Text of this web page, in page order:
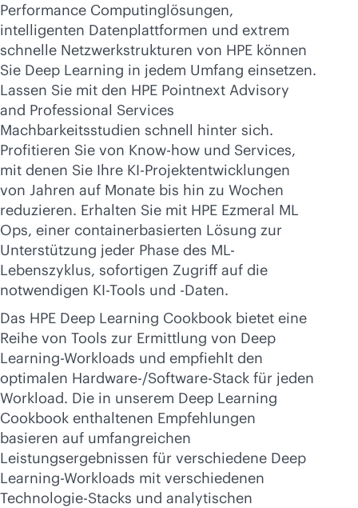
Performance Computinglösungen,
intelligenten Datenplattformen und extrem
schnelle Netzwerkstrukturen von HPE können
Sie Deep Learning in jedem Umfang einsetzen.
Lassen Sie mit den HPE Pointnext Advisory
and Professional Services
Machbarkeitsstudien schnell hinter sich.
Profitieren Sie von Know-how und Services,
mit denen Sie Ihre KI-Projektentwicklungen
von Jahren auf Monate bis hin zu Wochen
reduzieren. Erhalten Sie mit HPE Ezmeral ML
Ops, einer containerbasierten Lösung zur
Unterstützung jeder Phase des ML-
Lebenszyklus, sofortigen Zugriff auf die
notwendigen KI-Tools und -Daten.
Das HPE Deep Learning Cookbook bietet eine
Reihe von Tools zur Ermittlung von Deep
Learning-Workloads und empfiehlt den
optimalen Hardware-/Software-Stack für jeden
Workload. Die in unserem Deep Learning
Cookbook enthaltenen Empfehlungen
basieren auf umfangreichen
Leistungsergebnissen für verschiedene Deep
Learning-Workloads mit verschiedenen
Technologie-Stacks und analytischen